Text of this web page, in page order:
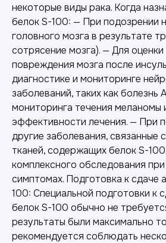
некоторые виды рака. Когда
белок S-100: — При подозрении
головного мозга в результате
сотрясение мозга). — Для оценки
повреждения мозга после
диагностике и мониторинге
заболеваний, таких как болезнь
мониторинга течения меланомы
эффективности лечения. — При
другие заболевания, связанные
тканей, содержащих белок S-
комплексного обследования
симптомах. Подготовка к сдаче
100: Специальной подготовки к
белок S-100 обычно не
результаты были максимально
рекомендуется соблюдать